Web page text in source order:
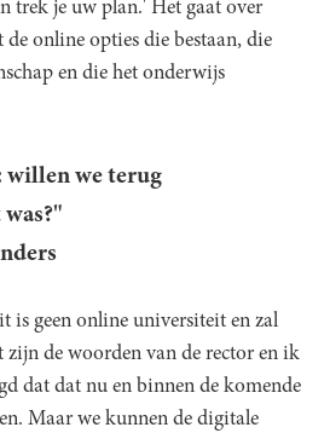
trek je uw plan.' Het gaat over
online opties die bestaan, die
en die het onderwijs
willen we terug
is geen online universiteit en zal
de woorden van de rector en ik
dat dat nu en binnen de komende
Maar we kunnen de digitale